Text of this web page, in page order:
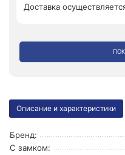
Доставка
Описание и характеристики
Бренд:
С замком: